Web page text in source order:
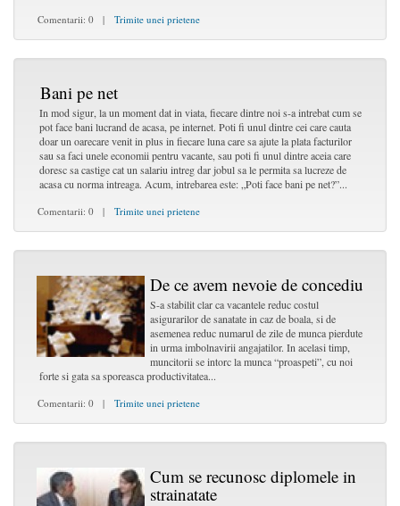
Comentarii: 0 | Trimite unei prietene
Bani pe net
In mod sigur, la un moment dat in viata, fiecare dintre noi s-a intrebat cum se
pot face bani lucrand de acasa, pe internet. Poti fi unul dintre cei care cauta
doar un oarecare venit in plus in fiecare luna care sa ajute la plata facturilor
sau sa faci unele economii pentru vacante, sau poti fi unul dintre aceia care
doresc sa castige cat un salariu intreg dar jobul sa le permita sa lucreze de
acasa cu norma intreaga. Acum, intrebarea este: „Poti face bani pe net?”...
Comentarii: 0 | Trimite unei prietene
De ce avem nevoie de concediu
S-a stabilit clar ca vacantele reduc costul
asigurarilor de sanatate in caz de boala, si de
asemenea reduc numarul de zile de munca pierdute
in urma imbolnavirii angajatilor. In acelasi timp,
muncitorii se intorc la munca “proaspeti”, cu noi
forte si gata sa sporeasca productivitatea...
Comentarii: 0 | Trimite unei prietene
Cum se recunosc diplomele in
strainatate